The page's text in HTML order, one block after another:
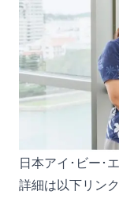
日本アイ･ビー･
詳細は以下リン